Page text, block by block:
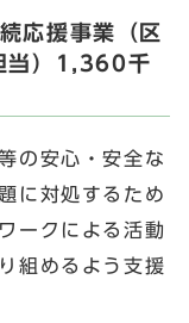
応援事業（区
当）1,360千
の安心・安全な
に対処するため
ークによる活動
組めるよう支援